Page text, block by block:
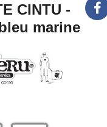
CINTU -
marine